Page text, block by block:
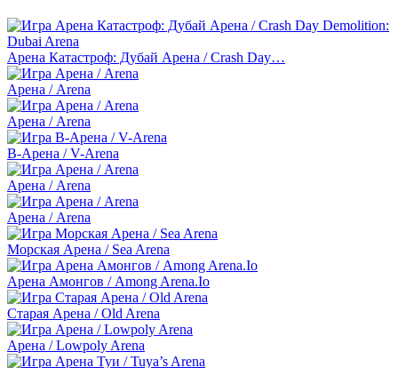
Арена Катастроф: Дубай Арена / Crash Day…
Арена / Arena
Арена / Arena
В-Арена / V-Arena
Арена / Arena
Арена / Arena
Морская Арена / Sea Arena
Арена Амонгов / Among Arena.Io
Старая Арена / Old Arena
Арена / Lowpoly Arena